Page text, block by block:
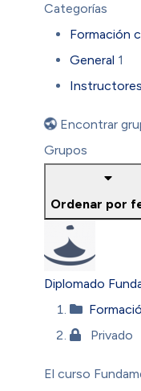
Categorías
Formación
General 1
Encontrar
Grupos
Ordenar por
Diplomado
Privado
El curso